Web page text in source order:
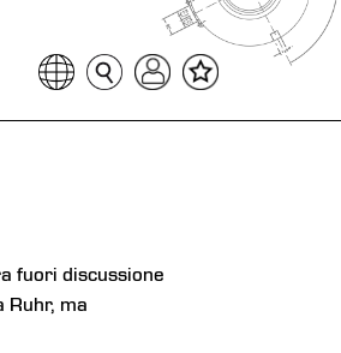
fuori discussione
Ruhr, ma